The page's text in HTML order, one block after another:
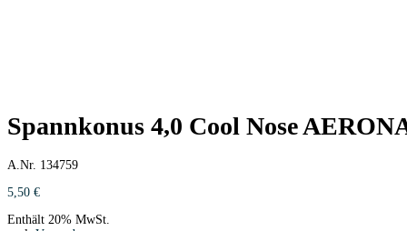
Spannkonus 4,0 Cool Nose
A.Nr. 134759
5,50 €
Enthält 20% MwSt.